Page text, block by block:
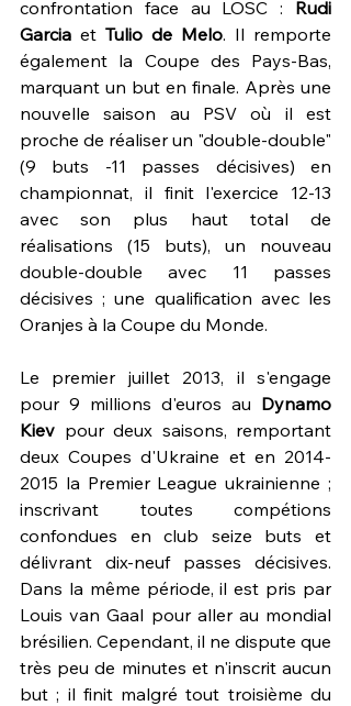
confrontation face au LOSC : Rudi
Garcia et Tulio de Melo. Il remporte
également la Coupe des Pays-Bas,
marquant un but en finale. Après une
nouvelle saison au PSV où il est
proche de réaliser un "double-double"
(9 buts -11 passes décisives) en
championnat, il finit l'exercice 12-13
avec son plus haut total de
réalisations (15 buts), un nouveau
double-double avec 11 passes
décisives ; une qualification avec les
Oranjes à la Coupe du Monde.
Le premier juillet 2013, il s'engage
pour 9 millions d'euros au Dynamo
Kiev pour deux saisons, remportant
deux Coupes d'Ukraine et en 2014-
2015 la Premier League ukrainienne ;
inscrivant toutes compétions
confondues en club seize buts et
délivrant dix-neuf passes décisives.
Dans la même période, il est pris par
Louis van Gaal pour aller au mondial
brésilien. Cependant, il ne dispute que
très peu de minutes et n'inscrit aucun
but ; il finit malgré tout troisième du